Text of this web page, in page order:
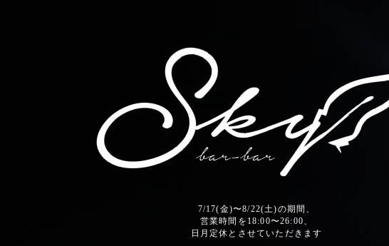
7/17(金)〜8/22(土)の期間、
営業時間を18:00〜26:00、
日月定休とさせていただきます